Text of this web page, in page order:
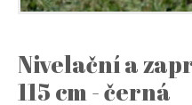
Nivelační a
115 cm - černá